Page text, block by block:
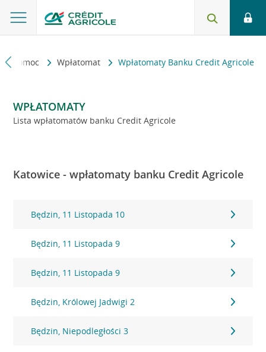
i pomoc Wpłatomat Wpłatomaty Banku Credit Agricole
WPŁATOMATY
Lista wpłatomatów banku Credit Agricole
Katowice - wpłatomaty banku Credit Agricole
Będzin, 11 Listopada 10
Będzin, 11 Listopada 9
Będzin, 11 Listopada 9
Będzin, Królowej Jadwigi 2
Będzin, Niepodległości 3